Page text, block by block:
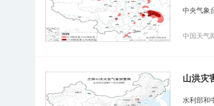
中央气象
中国天气
山洪灾
水利部和